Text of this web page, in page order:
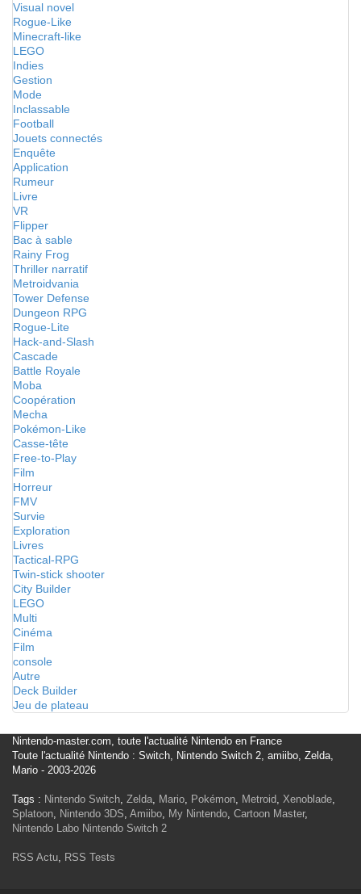
Visual novel
Rogue-Like
Minecraft-like
LEGO
Indies
Gestion
Mode
Inclassable
Football
Jouets connectés
Enquête
Application
Rumeur
Livre
VR
Flipper
Bac à sable
Rainy Frog
Thriller narratif
Metroidvania
Tower Defense
Dungeon RPG
Rogue-Lite
Hack-and-Slash
Cascade
Battle Royale
Moba
Coopération
Mecha
Pokémon-Like
Casse-tête
Free-to-Play
Film
Horreur
FMV
Survie
Exploration
Livres
Tactical-RPG
Twin-stick shooter
City Builder
LEGO
Multi
Cinéma
Film
console
Autre
Deck Builder
Jeu de plateau
Nintendo-master.com, toute l'actualité Nintendo en France
Toute l'actualité Nintendo : Switch, Nintendo Switch 2, amiibo, Zelda,
Mario - 2003-2026
Tags : Nintendo Switch, Zelda, Mario, Pokémon, Metroid, Xenoblade,
Splatoon, Nintendo 3DS, Amiibo, My Nintendo, Cartoon Master,
Nintendo Labo Nintendo Switch 2
RSS Actu, RSS Tests